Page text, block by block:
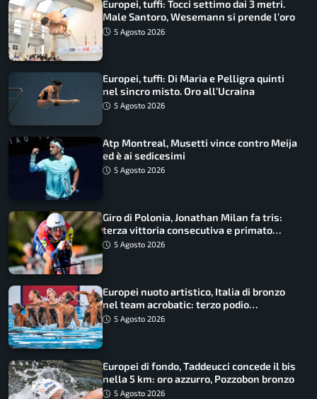
Europei, tuffi: Tocci settimo dai 3 metri.
Male Santoro, Wesemann si prende l’oro
5 Agosto 2026
Europei, tuffi: Di Maria e Pelligra quinti
nel sincro misto. Oro all’Ucraina
5 Agosto 2026
Atp Montreal, Musetti vince contro Meija
ed è ai sedicesimi
5 Agosto 2026
Giro di Polonia, Jonathan Milan fa tris:
terza vittoria consecutiva e primato
rafforzato
5 Agosto 2026
Europei nuoto artistico, Italia di bronzo
nel team acrobatic: terzo podio
consecutivo
5 Agosto 2026
Europei di fondo, Taddeucci concede il bis
nella 5 km: oro azzurro, Pozzobon bronzo
5 Agosto 2026